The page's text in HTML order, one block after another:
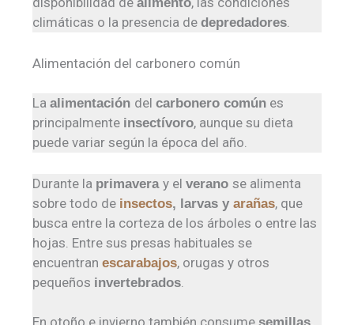
climáticas o la presencia dedepredadores
Alimentación del carbonero común
Laalimentación delcarbonero común es
principalmente insectívoro, aunque su dieta
puede variar según la época del año.
Durante la primaveray elveranose alimenta
sobre todo de insectos, larvas yarañas, que
busca entre la corteza de los árboles o entre las
hojas. Entre sus presas habituales se
encuentranescarabajos, orugas y otros
pequeños invertebrados.